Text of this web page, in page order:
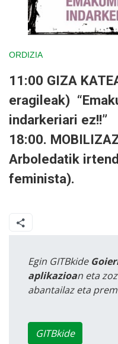
ORDIZIA
11:00 GIZA
eragileak)
indarkeriari ez!!”
18:00.
Arboledatik
feminista).
Egin GITBkide
aplikazioan eta
abantailaz eta
GITBkide